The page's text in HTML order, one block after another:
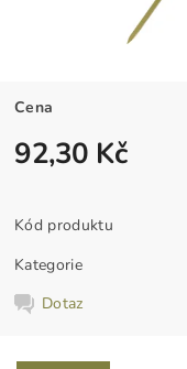
Cena
92,30 Kč
Kód produktu
Kategorie
Dotaz